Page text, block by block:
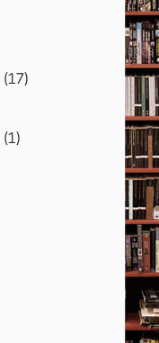
(17)
(1)